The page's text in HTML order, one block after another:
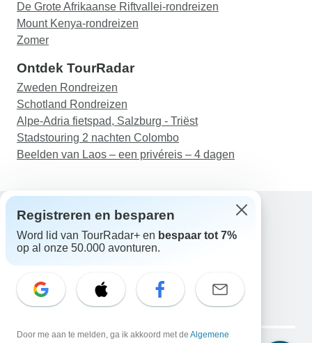
De Grote Afrikaanse Riftvallei-rondreizen
Mount Kenya-rondreizen
Zomer
Ontdek TourRadar
Zweden Rondreizen
Schotland Rondreizen
Alpe-Adria fietspad, Salzburg - Triëst
Stadstouring 2 nachten Colombo
Beelden van Laos – een privéreis – 4 dagen
Hulp
Neem contact met ons op
E-mail: support@tourradar.com
Taal selecteren
Copyright © TourRadar. Alle rechten voorbehouden.
Registreren en besparen
Word lid van TourRadar+ en bespaar tot 7%
op al onze 50.000 avonturen.
Door me aan te melden, ga ik akkoord met de Algemene